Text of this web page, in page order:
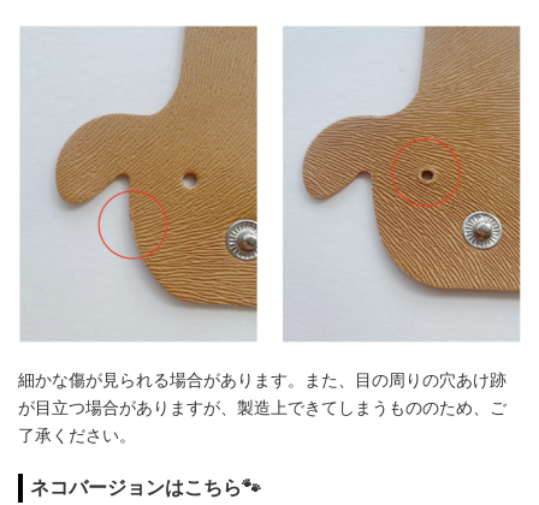
細かな傷が見られる場合があります。また、目の周りの穴あけ跡
が目立つ場合がありますが、製造上できてしまうもののため、ご
了承ください。
ネコバージョンはこちら🐾